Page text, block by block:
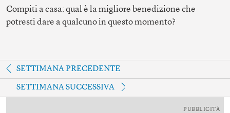
Compiti a casa: qual è la migliore benedizione che
potresti dare a qualcuno in questo momento?
SETTIMANA PRECEDENTE
SETTIMANA SUCCESSIVA
PUBBLICITÀ